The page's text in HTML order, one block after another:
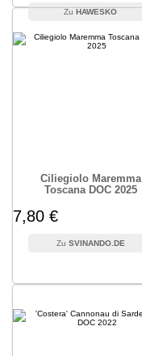
HAWESKO
Ciliegiolo Maremma
Toscana DOC 2025
7,80 €
SVINANDO.DE